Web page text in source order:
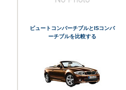
ビュートコンバーチブルとISコンバ
ーチブルを比較する